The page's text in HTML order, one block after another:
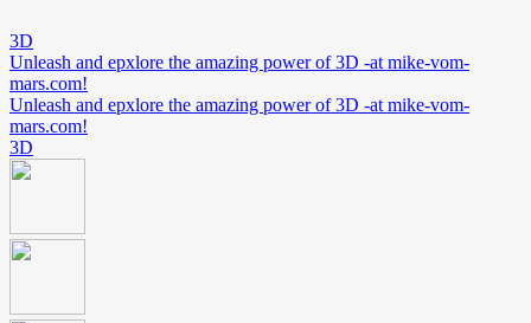
3D
Unleash and epxlore the amazing power of 3D -at mike-vom-
mars.com!
Unleash and epxlore the amazing power of 3D -at mike-vom-
mars.com!
3D